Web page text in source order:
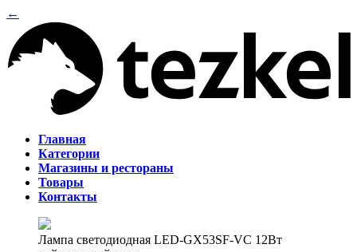
←
Главная
Категории
Магазины и рестораны
Товары
Контакты
Лампа светодиодная LED-GX53SF-VC 12Вт